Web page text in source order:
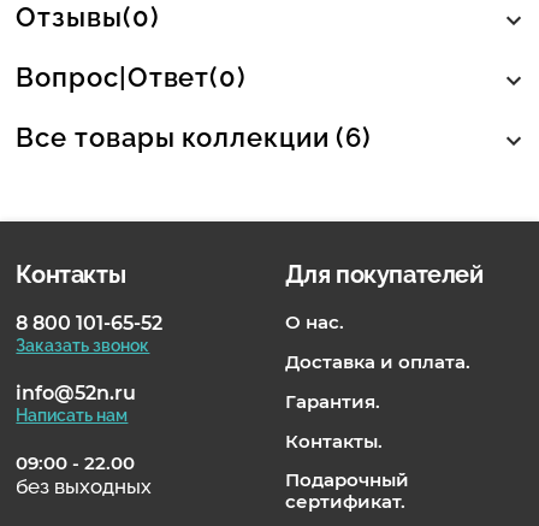
Отзывы(0)
Вопрос|Ответ(0)
Все товары коллекции (6)
Контакты
8 800 101-65-52
Заказать звонок
info@52n.ru
Написать нам
09:00 - 22.00
без выходных
Для покупателей
О нас.
Доставка и оплата.
Гарантия.
Контакты.
Подарочный
сертификат.